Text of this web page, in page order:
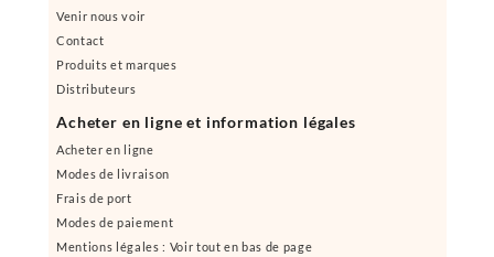
Venir nous voir
Contact
Produits et marques
Distributeurs
Acheter en ligne et information légales
Acheter en ligne
Modes de livraison
Frais de port
Modes de paiement
Mentions légales : Voir tout en bas de page